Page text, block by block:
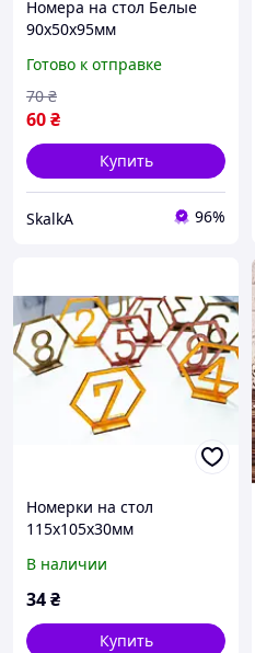
Номера на стол Белые
90х50х95мм
Готово к отправке
60₴
70 ₴
Купить
SkalkA 96%
Номерки на стол
115х105x30мм
В наличии
34₴
Купить